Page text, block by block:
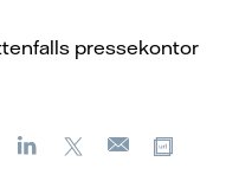
pressekontor
FacebookLinkedIn
X
E-